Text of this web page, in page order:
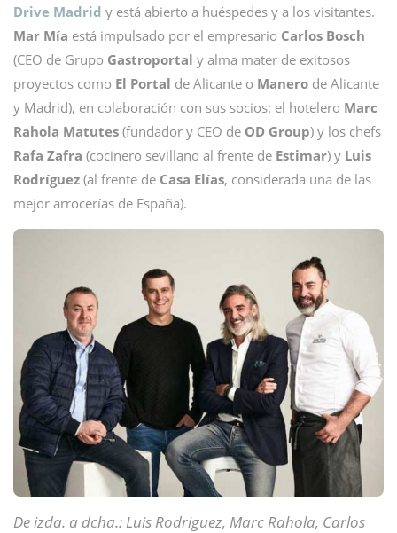
Drive Madrid y está abierto a huéspedes y a los visitantes.
Mar Mía está impulsado por el empresario Carlos Bosch
(CEO de Grupo Gastroportal y alma mater de exitosos
proyectos como El Portal de Alicante o Manero de Alicante
y Madrid), en colaboración con sus socios: el hotelero Marc
Rahola Matutes (fundador y CEO de OD Group) y los chefs
Rafa Zafra (cocinero sevillano al frente de Estimar) y Luis
Rodríguez (al frente de Casa Elías, considerada una de las
mejor arrocerías de España).
De izda. a dcha.: Luis Rodriguez, Marc Rahola, Carlos